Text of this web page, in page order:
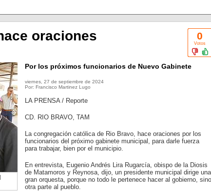
0
Votos
oraciones
Por los próximos funcionarios de Nuevo Gabinete
viernes, 27 de septiembre de 2024
Por: Francisco Martinez Lugo
LA PRENSA / Reporte
CD. RIO BRAVO, TAM
La congregación católica de Rio Bravo, hace oraciones por los
funcionarios del próximo gabinete municipal, para darle fuerza
para trabajar, bien por el municipio.
En entrevista, Eugenio Andrés Lira Rugarcía, obispo de la Diosis
de Matamoros y Reynosa, dijo, un presidente municipal dirige una
gran orquesta, porque no todo le pertenece hacer al gobierno, sino
otra parte al pueblo.